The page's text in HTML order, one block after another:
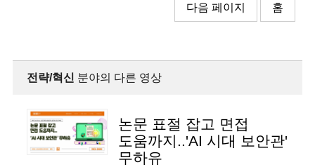
다음 페이지 홈
전략/혁신 분야의 다른 영상
논문 표절 잡고 면접
도움까지..'AI 시대 보안관'
무하유